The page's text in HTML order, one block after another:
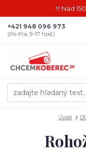
!!! Nad
+421 948 096 973
(Po-Pia, 9-17 hod.)
Úvod